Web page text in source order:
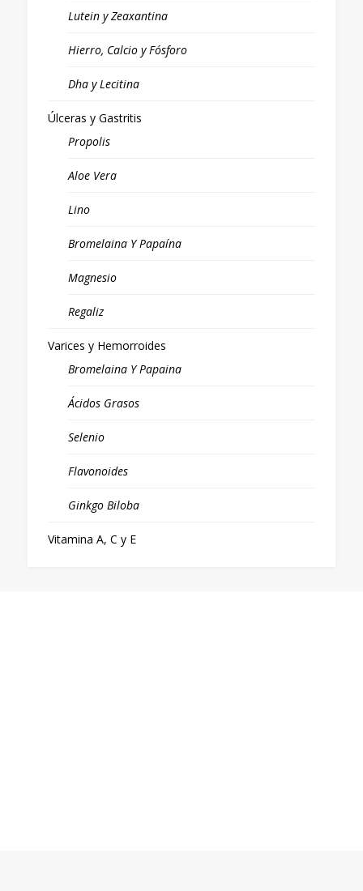
Lutein y Zeaxantina
Hierro, Calcio y Fósforo
Dha y Lecitina
Úlceras y Gastritis
Propolis
Aloe Vera
Lino
Bromelaina Y Papaína
Magnesio
Regaliz
Varices y Hemorroides
Bromelaina Y Papaina
Ácidos Grasos
Selenio
Flavonoides
Ginkgo Biloba
Vitamina A, C y E